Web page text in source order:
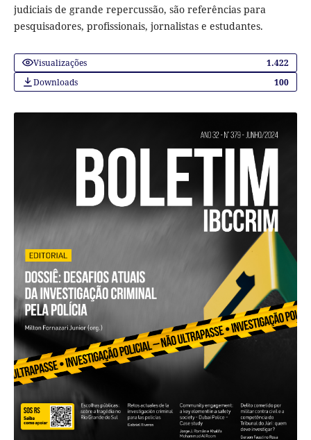
judiciais de grande repercussão, são referências para
pesquisadores, profissionais, jornalistas e estudantes.
Visualizações
1.422
Downloads
100